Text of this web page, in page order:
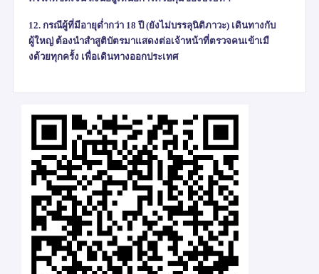
12. กรณีผู้ที่มีอายุต่ำกว่า 18 ปี (ยังไม่บรรลุนิติภาวะ) เดินทางกับ
ผู้ใหญ่ ต้องนำสำสูติบัตรมาแสดงต่อเจ้าหน้าที่ตรวจคนเข้าเมื
งด้วยทุกครั้ง เพื่อเดินทางออกประเทศ